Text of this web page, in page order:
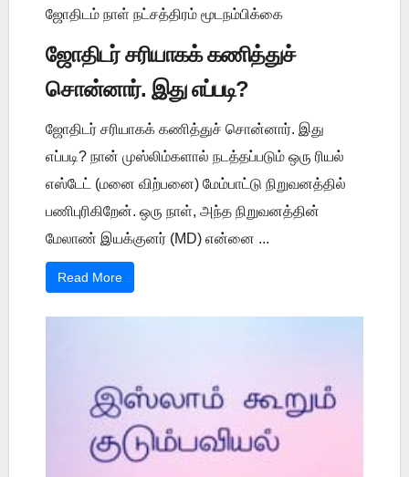
ஜோதிடம் நாள் நட்சத்திரம் மூடநம்பிக்கை
ஜோதிடர் சரியாகக் கணித்துச்
சொன்னார். இது எப்படி?
ஜோதிடர் சரியாகக் கணித்துச் சொன்னார். இது
எப்படி? நான் முஸ்லிம்களால் நடத்தப்படும் ஒரு ரியல்
எஸ்டேட் (மனை விற்பனை) மேம்பாட்டு நிறுவனத்தில்
பணிபுரிகிறேன். ஒரு நாள், அந்த நிறுவனத்தின்
மேலாண் இயக்குனர் (MD) என்னை ...
Read More